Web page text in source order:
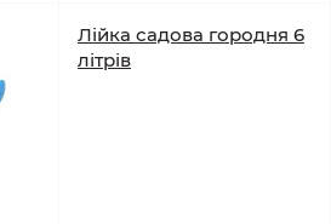
Лійка садова городня 6
літрів